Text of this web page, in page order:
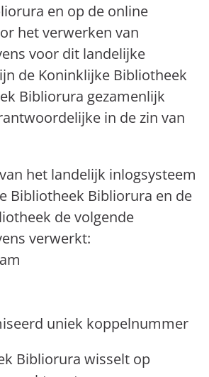
en op de online
het verwerken van
voor dit landelijke
de Koninklijke Bibliotheek
Bibliorura gezamenlijk
in de zin van
het landelijk inlogsysteem
Bibliotheek Bibliorura en de
de volgende
verwerkt:
uniek koppelnummer
Bibliorura wisselt op